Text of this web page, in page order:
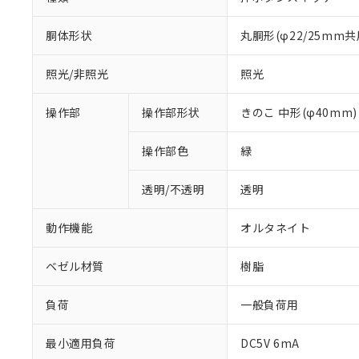
胴体形状 丸胴形(φ22/25mm共
照光/非照光 照光
操作部 操作部形状 きのこ 中形(φ40mm)
操作部色 緑
透明/不透明 透明
動作機能 オルタネイト
ベゼル材質 樹脂
負荷 一般負荷用
最小適用負荷 DC5V 6mA
※1 対応状況